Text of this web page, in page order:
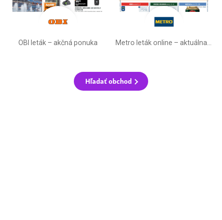
OBI leták –⁠ akčná ponuka Metro leták online –⁠ aktuálna ponuka
Hľadať obchod